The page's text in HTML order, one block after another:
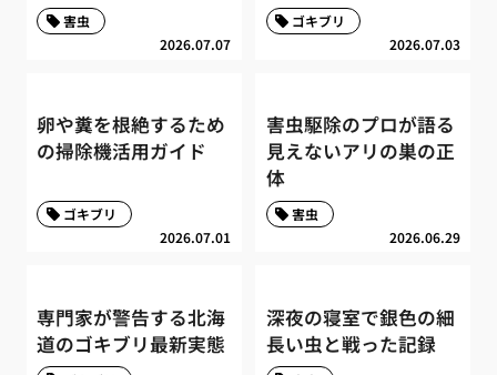
2026.07.07
害虫
2026.07.03
ゴキブリ
卵や糞を根絶するため
の掃除機活用ガイド
2026.07.01
ゴキブリ
害虫駆除のプロが語る
見えないアリの巣の正
体
2026.06.29
害虫
専門家が警告する北海
道のゴキブリ最新実態
深夜の寝室で銀色の細
長い虫と戦った記録